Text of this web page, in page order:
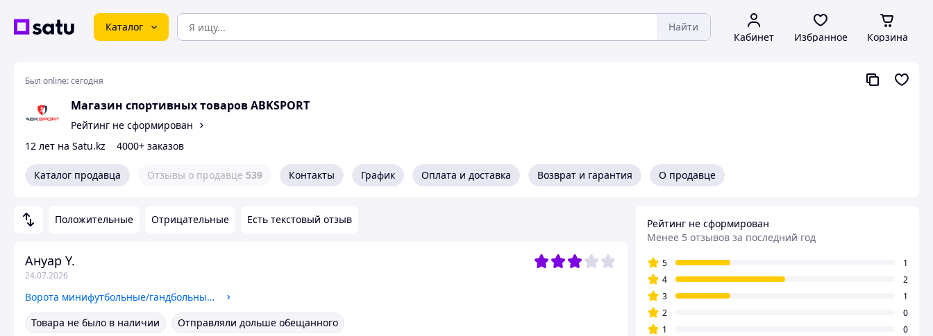
Каталог Найти
Кабинет Избранное Корзина
Был online:сегодня
Магазин спортивных товаров ABKSPORT
Рейтинг не сформирован
12 лет на Satu.kz
4000+ заказов
Каталог продавца Отзывы о продавце 539 Контакты График Оплата и доставка Возврат и гарантия О продавце
Положительные Отрицательные Есть текстовый отзыв
Ануар Y.
24.07.2026
Ворота минифутбольные/гандбольные складные 80*80 KZ
Товара не было в наличии
Отправляли дольше обещанного
Рейтинг не сформирован
Менее 5 отзывов за последний год
5
1
4
2
3
1
2
0
1
0